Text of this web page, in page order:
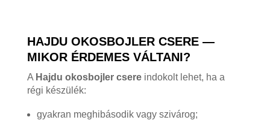
HAJDU OKOSBOJLER CSERE —
MIKOR ÉRDEMES VÁLTANI?
A Hajdu okosbojler csereindokolt lehet, ha a
régi készülék:
gyakran meghibásodik vagy szivárog;